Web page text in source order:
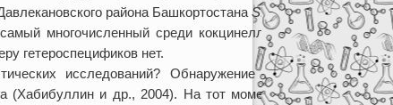
района БашкортостанаS.frontalis –
многочисленный среди кокцинеллид вид; и
гетероспецификов нет.
исследований? Обнаружение видов из
(Хабибуллин и др., 2004). На тот момент список